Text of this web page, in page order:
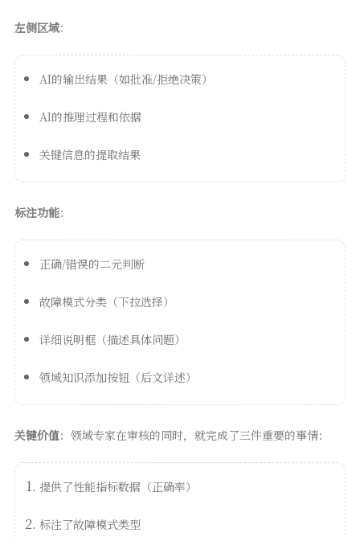
左侧区域：
AI的输出结果（如批准/拒绝决策）
AI的推理过程和依据
关键信息的提取结果
标注功能：
正确/错误的二元判断
故障模式分类（下拉选择）
详细说明框（描述具体问题）
领域知识添加按钮（后文详述）
关键价值：领域专家在审核的同时，就完成了三件重要的事情：
提供了性能指标数据（正确率）
标注了故障模式类型